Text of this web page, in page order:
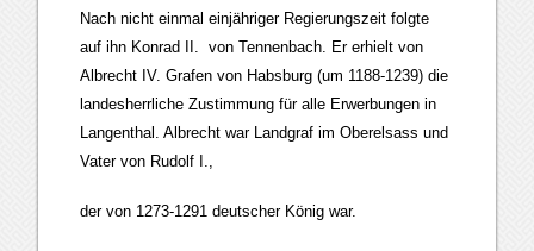
Nach nicht einmal einjähriger Regierungszeit folgte
auf ihn Konrad II. von Tennenbach. Er erhielt von
Albrecht IV. Grafen von Habsburg (um 1188-1239) die
landesherrliche Zustimmung für alle Erwerbungen in
Langenthal. Albrecht war Landgraf im Oberelsass und
Vater von Rudolf I.,
der von 1273-1291 deutscher König war.